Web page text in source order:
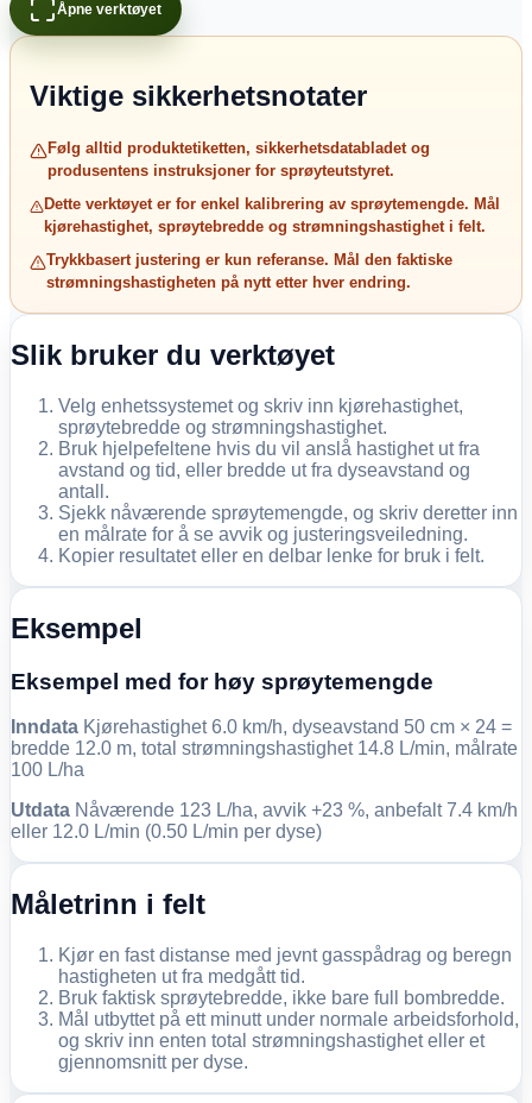
Åpne verktøyet
Viktige sikkerhetsnotater
Følg alltid produktetiketten, sikkerhetsdatabladet og
produsentens instruksjoner for sprøyteutstyret.
Dette verktøyet er for enkel kalibrering av sprøytemengde. Mål
kjørehastighet, sprøytebredde og strømningshastighet i felt.
Trykkbasert justering er kun referanse. Mål den faktiske
strømningshastigheten på nytt etter hver endring.
Slik bruker du verktøyet
Velg enhetssystemet og skriv inn kjørehastighet,
sprøytebredde og strømningshastighet.
Bruk hjelpefeltene hvis du vil anslå hastighet ut fra
avstand og tid, eller bredde ut fra dyseavstand og
antall.
Sjekk nåværende sprøytemengde, og skriv deretter inn
en målrate for å se avvik og justeringsveiledning.
Kopier resultatet eller en delbar lenke for bruk i felt.
Eksempel
Eksempel med for høy sprøytemengde
Inndata Kjørehastighet 6.0 km/h, dyseavstand 50 cm × 24 =
bredde 12.0 m, total strømningshastighet 14.8 L/min, målrate
100 L/ha
Utdata Nåværende 123 L/ha, avvik +23 %, anbefalt 7.4 km/h
eller 12.0 L/min (0.50 L/min per dyse)
Måletrinn i felt
Kjør en fast distanse med jevnt gasspådrag og beregn
hastigheten ut fra medgått tid.
Bruk faktisk sprøytebredde, ikke bare full bombredde.
Mål utbyttet på ett minutt under normale arbeidsforhold,
og skriv inn enten total strømningshastighet eller et
gjennomsnitt per dyse.